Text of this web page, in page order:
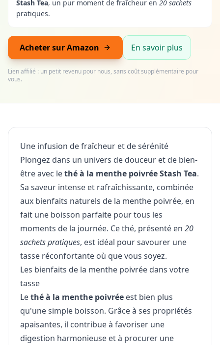
Stash Tea, un pur moment de fraîcheur en 20 sachets
pratiques.
Acheter sur Amazon En savoir plus
Lien affilié : un petit revenu pour nous, sans coût supplémentaire pour
vous.
Une infusion de fraîcheur et de sérénité
Plongez dans un univers de douceur et de bien-
être avec lethé à la menthe poivrée Stash Tea.
Sa saveur intense et rafraîchissante, combinée
aux bienfaits naturels de la menthe poivrée, en
fait une boisson parfaite pour tous les
moments de la journée. Ce thé, présenté en 20
sachets pratiques, est idéal pour savourer une
tasse réconfortante où que vous soyez.
Les bienfaits de la menthe poivrée dans votre
tasse
Lethé à la menthe poivrée est bien plus
qu'une simple boisson. Grâce à ses propriétés
apaisantes, il contribue à favoriser une
digestion harmonieuse et à procurer une